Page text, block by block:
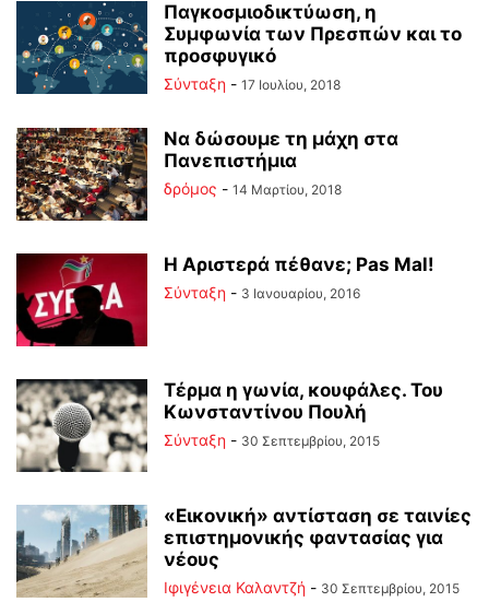
Παγκοσμιοδικτύωση, η
Συμφωνία των Πρεσπών και το
προσφυγικό
Σύνταξη - 17 Ιουλίου, 2018
Να δώσουμε τη μάχη στα
Πανεπιστήμια
δρόμος - 14 Μαρτίου, 2018
Η Αριστερά πέθανε; Pas Mal!
Σύνταξη - 3 Ιανουαρίου, 2016
Τέρμα η γωνία, κουφάλες. Του
Κωνσταντίνου Πουλή
Σύνταξη - 30 Σεπτεμβρίου, 2015
«Εικονική» αντίσταση σε ταινίες
επιστημονικής φαντασίας για
νέους
Ιφιγένεια Καλαντζή - 30 Σεπτεμβρίου, 2015